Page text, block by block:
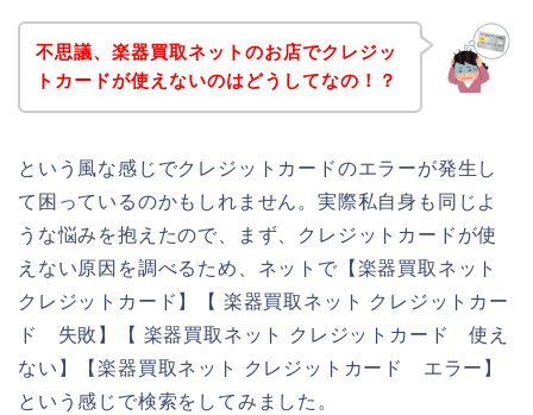
不思議、楽器買取ネットのお店でクレジッ
トカードが使えないのはどうしてなの！？
という風な感じでクレジットカードのエラーが発生し
て困っているのかもしれません。実際私自身も同じよ
うな悩みを抱えたので、まず、クレジットカードが使
えない原因を調べるため、ネットで【楽器買取ネット
クレジットカード】【 楽器買取ネット クレジットカー
ド 失敗】【 楽器買取ネット クレジットカード 使え
ない】【楽器買取ネット クレジットカード エラー】
という感じで検索をしてみました。